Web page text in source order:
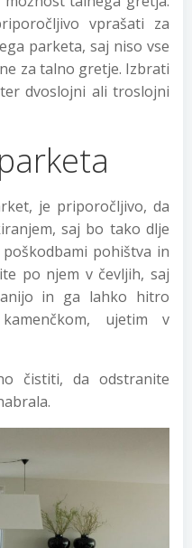
vprašati za
parketa, saj niso vse
za talno gretje. Izbrati
dvoslojni ali troslojni
je priporočljivo, da
saj bo tako dlje
pohištva in
po njem v čevljih, saj
in ga lahko hitro
ujetim v
čistiti, da odstranite